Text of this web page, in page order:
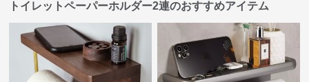
トイレットペーパーホルダー2連のおすすめアイテム